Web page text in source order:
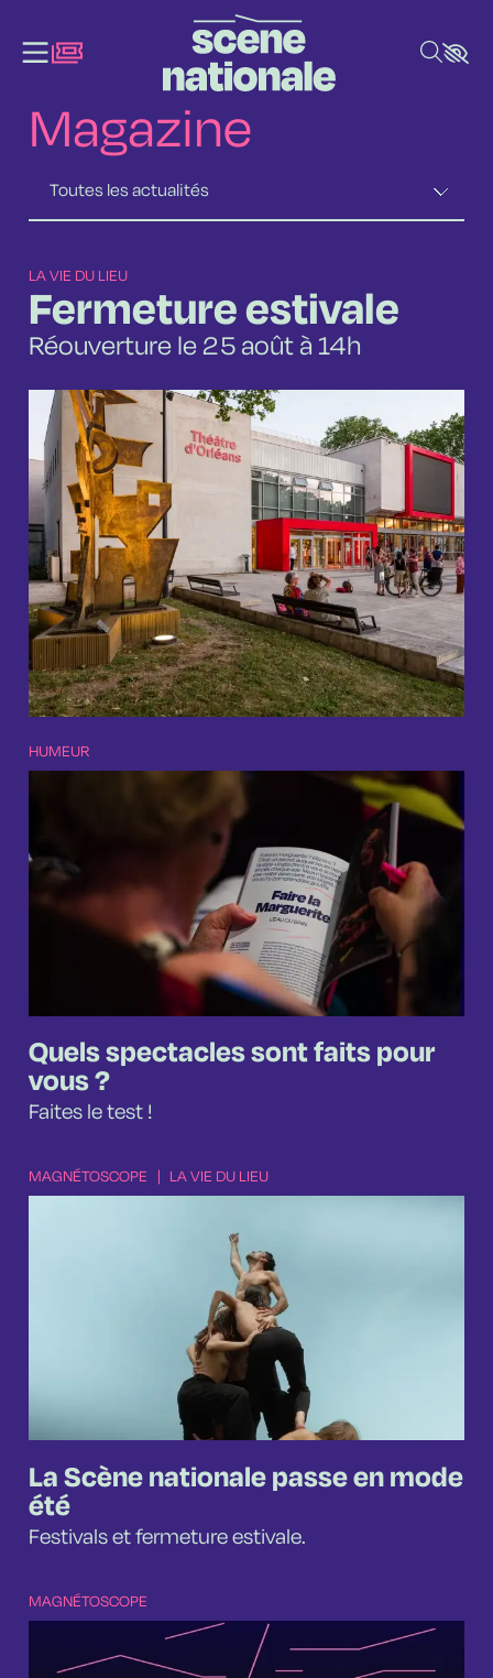
Magazine
LA VIE DU LIEU
Fermeture estivale
Réouverture le 25 août à 14h
HUMEUR
Quels spectacles sont faits pour
vous ?
Faites le test !
MAGNÉTOSCOPE LA VIE DU LIEU
La Scène nationale passe en mode
été
Festivals et fermeture estivale.
MAGNÉTOSCOPE